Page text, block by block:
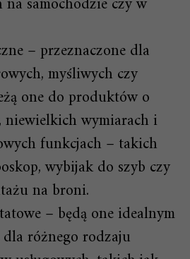
– przeznaczone dla
myśliwych czy
one do produktów o
niewielkich wymiarach i
funkcjach – takich
wybijak do szyb czy
na broni.
– będą one idealnym
różnego rodzaju